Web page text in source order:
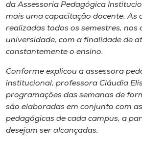
Unoesc
Store
Selecione
o idioma
da Assessoria Pedagógica
mais uma capacitação docente. As
realizadas todos os semestres, nos
universidade, com a finalidade de
constantemente o ensino.
Conforme explicou a assessora
institucional, professora Cláudia
programações das semanas de
são elaboradas em conjunto com
pedagógicas de cada campus, a
desejam ser alcançadas.